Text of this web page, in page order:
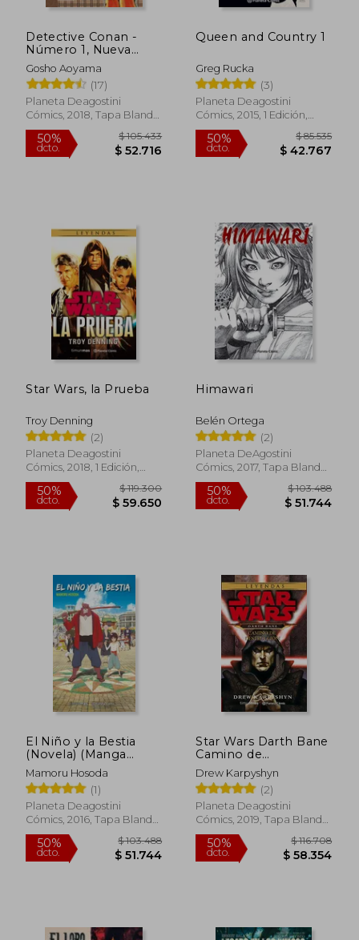
Detective Conan -
Número 1, Nueva
Edición Especial
(Manga Manía)
Gosho Aoyama
(17)
Planeta Deagostini
Cómics, 2018, Tapa Blanda,
Usado
50%
dcto.
$ 105.433
$ 52.716
Queen and Country 1
Greg Rucka
(3)
Planeta Deagostini
Cómics, 2015, 1 Edición,
Tapa Blanda, Nuevo
50%
dcto. $
Star Wars, la Prueba
Troy Denning
(2)
Planeta Deagostini
Cómics, 2018, 1 Edición,
Tapa Blanda, Nuevo
50%
dcto.
$ 119.300
$ 59.650
Himawari
Belén Ortega
(2)
Planeta DeAgostini
Cómics, 2017, Tapa Blanda,
Nuevo
50%
dcto.
El Niño y la Bestia
(Novela) (Manga
Novelas (Light
Novels))
Mamoru Hosoda
(1)
Planeta Deagostini
Cómics, 2016, Tapa Blanda,
Nuevo
Star Wars Darth Bane
Camino de
Destrucciï¿ ½N
(Novela)
Drew Karpyshyn
(2)
Planeta Deagostini
Cómics, 2019, Tapa Blanda,
Nuevo